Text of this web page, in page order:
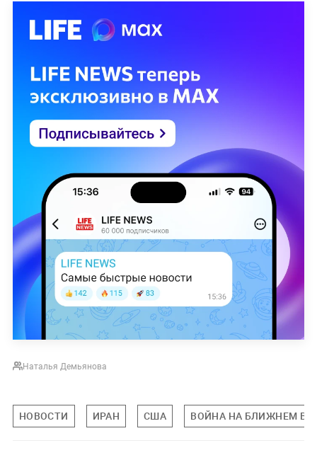
Наталья Демьянова
НОВОСТИ ИРАН США ВОЙНА НА БЛИЖНЕМ